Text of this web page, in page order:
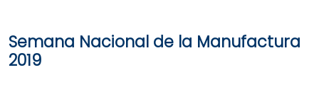
Semana Nacional de la Manufactura
2019